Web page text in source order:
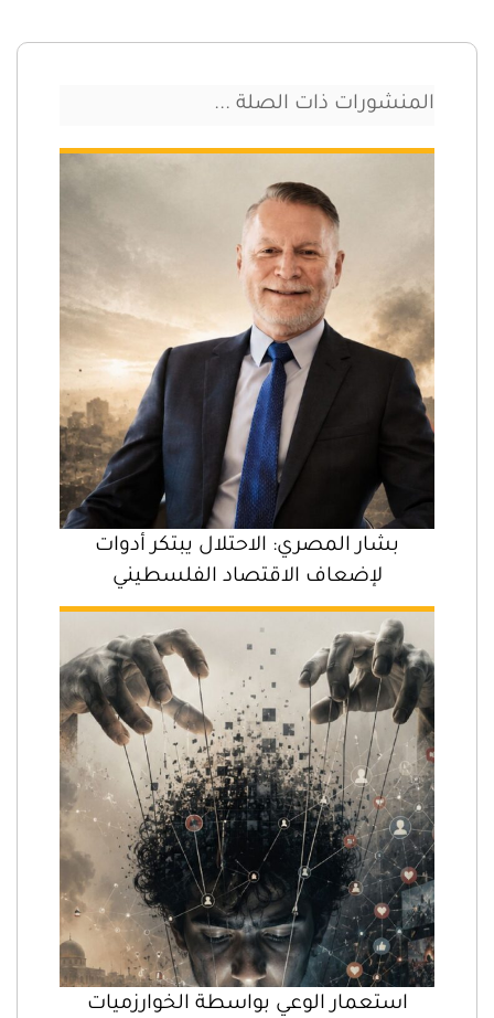
المنشورات ذات الصلة ...
بشار المصري: الاحتلال يبتكر أدوات
لإضعاف الاقتصاد الفلسطيني
استعمار الوعي بواسطة الخوارزميات